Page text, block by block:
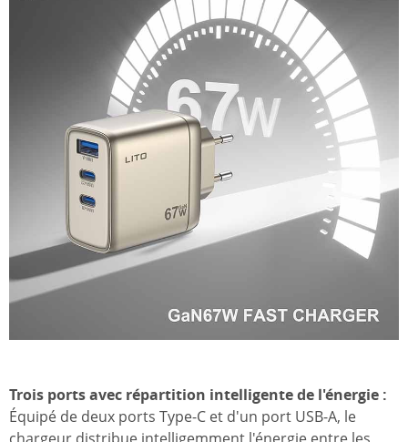
Trois ports avec répartition intelligente de l'énergie :
Équipé de deux ports Type-C et d'un port USB-A, le